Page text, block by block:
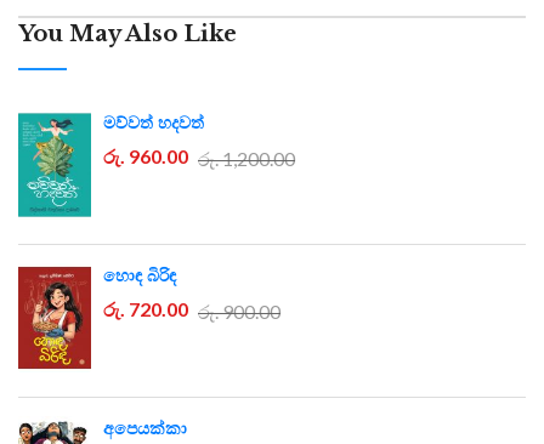
You May Also Like
මව්වත් හදවත්
රු. 960.00 රු. 1,200.00
හොඳ බිරිඳ
රු. 720.00 රු. 900.00
අපෙයක්කා